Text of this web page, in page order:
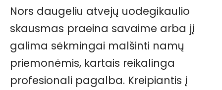
Nors daugeliu atvejų uodegikaulio
skausmas praeina savaime arba jį
galima sėkmingai malšinti namų
priemonėmis, kartais reikalinga
profesionali pagalba. Kreipiantis į